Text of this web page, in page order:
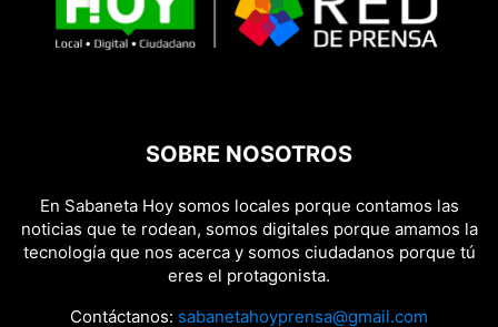
SOBRE NOSOTROS
En Sabaneta Hoy somos locales porque contamos las
noticias que te rodean, somos digitales porque amamos la
tecnología que nos acerca y somos ciudadanos porque tú
eres el protagonista.
Contáctanos: sabanetahoyprensa@gmail.com